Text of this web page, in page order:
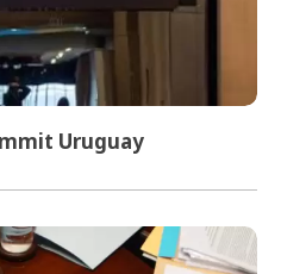
Uruguay